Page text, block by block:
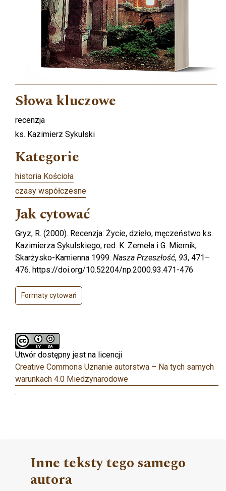
Słowa kluczowe
recenzja
ks. Kazimierz Sykulski
Kategorie
historia Kościoła
czasy współczesne
Jak cytować
Gryz, R. (2000). Recenzja: Życie, dzieło, męczeństwo ks.
Kazimierza Sykulskiego, red. K. Zemeła i G. Miernik,
Skarżysko-Kamienna 1999. Nasza Przeszłość, 93, 471–
476. https://doi.org/10.52204/np.2000.93.471-476
Formaty cytowań
Utwór dostępny jest na licencji
Creative Commons Uznanie autorstwa – Na tych samych
warunkach 4.0 Miedzynarodowe
.
Inne teksty tego samego
autora